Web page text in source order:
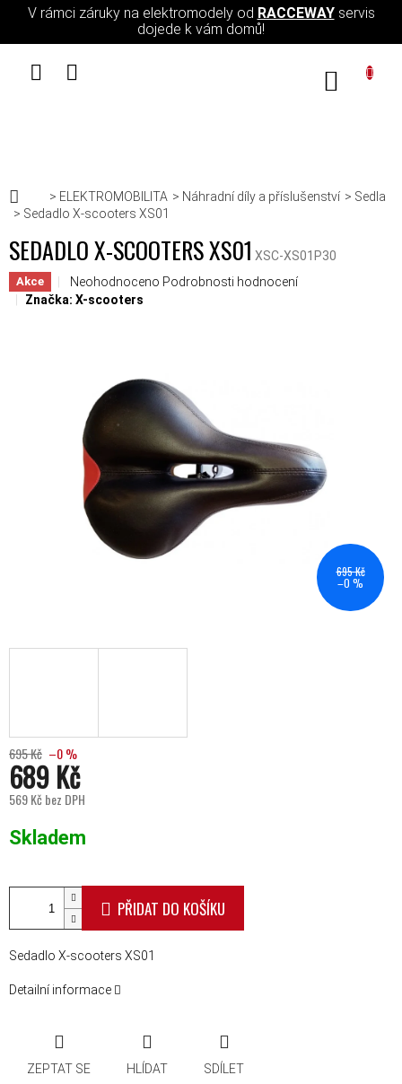
Přejít na obsah
V rámci záruky na elektromodely od RACCEWAYservis
dojede k vám domů!
Domů
ELEKTROMOBILITA Náhradní díly a příslušenství
Sedla
Sedadlo X-scooters XS01
SEDADLO X-SCOOTERS XS01 XSC-XS01P30
Akce Průměrné hodnocení produktu je 0,0 z 5 hvězdiček.
Neohodnoceno Podrobnosti hodnocení
Značka: X-scooters
695 Kč
–0 %
695 Kč –0 %
689 Kč
569 Kč bez DPH
Skladem
PŘIDAT DO KOŠÍKU
Sedadlo X-scooters XS01
Detailní informace
ZEPTAT SE HLÍDAT SDÍLET